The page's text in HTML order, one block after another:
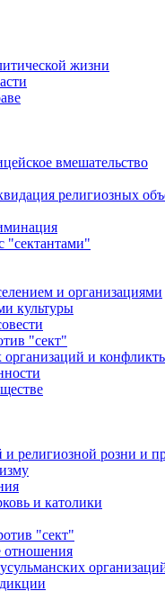
жизни
вмешательство
религиозных
"сектантами"
и организациями
культуры
"сект"
организаций и
и религиозной розни и
и католики
"сект"
отношения